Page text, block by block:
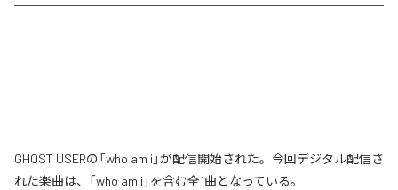
GHOST USERの「who am i」が配信開始された。今回デジタル配信さ
れた楽曲は、「who am i」を含む全1曲となっている。